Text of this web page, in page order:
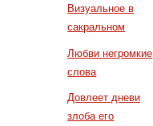
Визуальное в
сакральном
Любви негромкие
слова
Довлеет дневи
злоба его